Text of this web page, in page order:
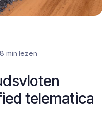
8 min lezen
telematica